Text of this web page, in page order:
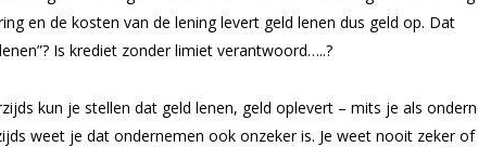
en de kosten van de lening levert geld lenen dus geld op. Dat
Is krediet zonder limiet verantwoord…..?
kun je stellen dat geld lenen, geld oplevert – mits je als
weet je dat ondernemen ook onzeker is. Je weet nooit zeker of